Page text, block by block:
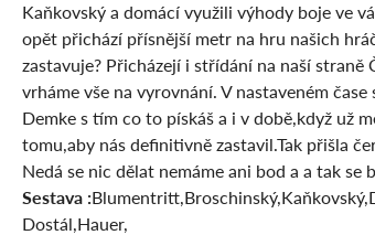
Kaňkovský a domácí využili výhody boje ve
opět přichází přísnější metr na hru našich
zastavuje? Přicházejí i střídání na naší straně
vrháme vše na vyrovnání. V nastaveném
Demke s tím co to pískáš a i v době,když už
tomu,aby nás definitivně zastavil.Tak přišla
Nedá se nic dělat nemáme ani bod a a tak
Sestava :
Dostál,Hauer,